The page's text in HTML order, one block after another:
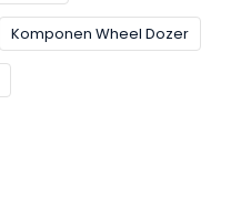
Komponen Wheel Dozer